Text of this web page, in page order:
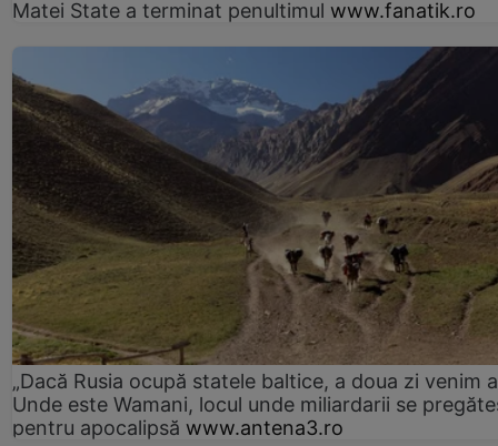
Matei State a terminat penultimul www.fanatik.ro
„Dacă Rusia ocupă statele baltice, a doua zi venim
Unde este Wamani, locul unde miliardarii se
pentru apocalipsă www.antena3.ro